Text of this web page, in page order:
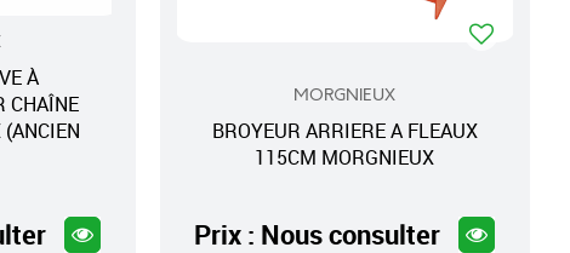
À
CHAÎNE
MORGNIEUX
BROYEUR ARRIERE A FLEAUX
115CM MORGNIEUX
Prix : Nous consulter